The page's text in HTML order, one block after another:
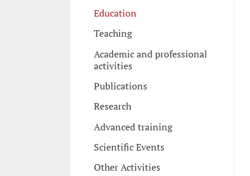
Education
Teaching
Academic and professional
activities
Publications
Research
Advanced training
Scientific Events
Other Activities